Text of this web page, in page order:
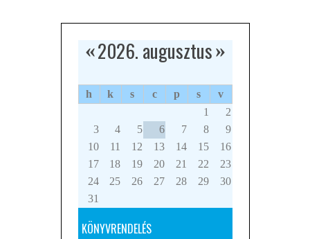
2026. augusztus
« »
h k s c p s
v
1
2
3
4 5 6 7 8
9
10
11 12 13 14 15
16
17
18 19 20 21 22
23
24
25 26 27 28 29
30
31
KÖNYVRENDELÉS